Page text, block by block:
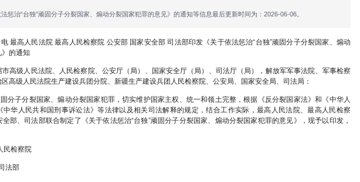
部印发《关于依法惩治“台独”顽固分子分
》的通知
【摘要】 《关于依法惩治“台独”顽固分子分裂国家、煽动分裂国家犯罪的意见》
社北京6月21日电 最高人民法院 最高人民检察院 公安部 国家安全部 司
国家犯罪的意见》的通知